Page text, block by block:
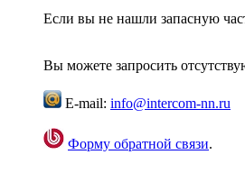
Если вы не нашли запасную
Вы можете запросить
E-mail: info@intercom-nn.ru
Форму обратной связи.